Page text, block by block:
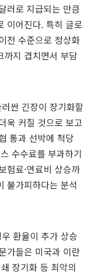
러로 지급되는 만큼
이어진다. 특히 글로
전 수준으로 정상화
까지 겹치면서 부담
싼 긴장이 장기화할
욱 커질 것으로 보고
통과 선박에 척당
수수료를 부과하기
험료·연료비 상승까
불가피하다는 분석
환율이 추가 상승
가들은 미국과 이란
장기화 등 최악의